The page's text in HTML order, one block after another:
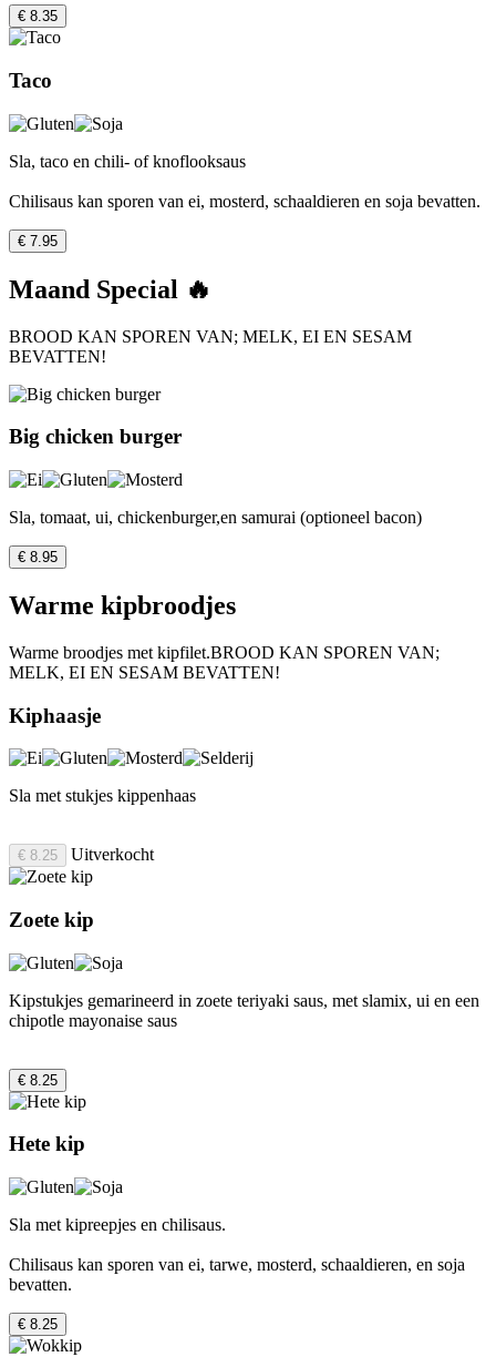
€ 8.35
Taco
Sla, taco en chili- of knoflooksaus
Chilisaus kan sporen van ei, mosterd, schaaldieren en soja bevatten.
€ 7.95
Maand Special 🔥
BROOD KAN SPOREN VAN; MELK, EI EN SESAM
BEVATTEN!
Big chicken burger
Sla, tomaat, ui, chickenburger,en samurai (optioneel bacon)
€ 8.95
Warme kipbroodjes
Warme broodjes met kipfilet.BROOD KAN SPOREN VAN;
MELK, EI EN SESAM BEVATTEN!
Kiphaasje
Sla met stukjes kippenhaas
€ 8.25 Uitverkocht
Zoete kip
Kipstukjes gemarineerd in zoete teriyaki saus, met slamix, ui en een
chipotle mayonaise saus
€ 8.25
Hete kip
Sla met kipreepjes en chilisaus.
Chilisaus kan sporen van ei, tarwe, mosterd, schaaldieren, en soja
bevatten.
€ 8.25